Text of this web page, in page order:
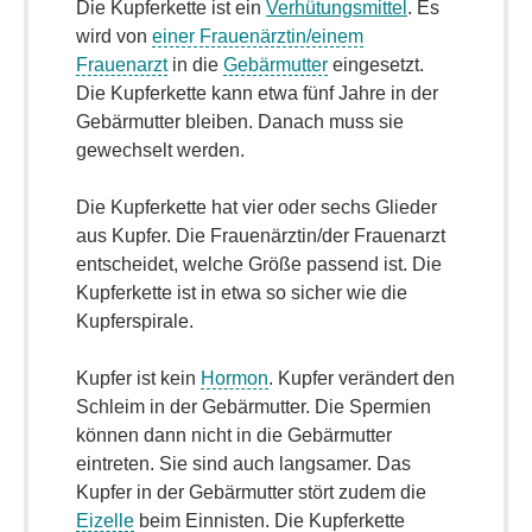
Die Kupferkette ist ein Verhütungsmittel . Es
wird von einer Frauenärztin/einem
Frauenarztin die Gebärmutter eingesetzt.
Die Kupferkette kann etwa fünf Jahre in der
Gebärmutter bleiben. Danach muss sie
gewechselt werden.
Die Kupferkette hat vier oder sechs Glieder
aus Kupfer. Die Frauenärztin/der Frauenarzt
entscheidet, welche Größe passend ist. Die
Kupferkette ist in etwa so sicher wie die
Kupferspirale.
Kupfer ist kein Hormon. Kupfer verändert den
Schleim in der Gebärmutter. Die Spermien
können dann nicht in die Gebärmutter
eintreten. Sie sind auch langsamer. Das
Kupfer in der Gebärmutter stört zudem die
Eizelle beim Einnisten. Die Kupferkette